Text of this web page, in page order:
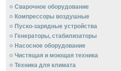
Сварочное оборудование
Компрессоры воздушные
Пуско-зарядные устройства
Генераторы, стабилизаторы
Насосное оборудование
Чистящая и моющая техника
Техника для климата